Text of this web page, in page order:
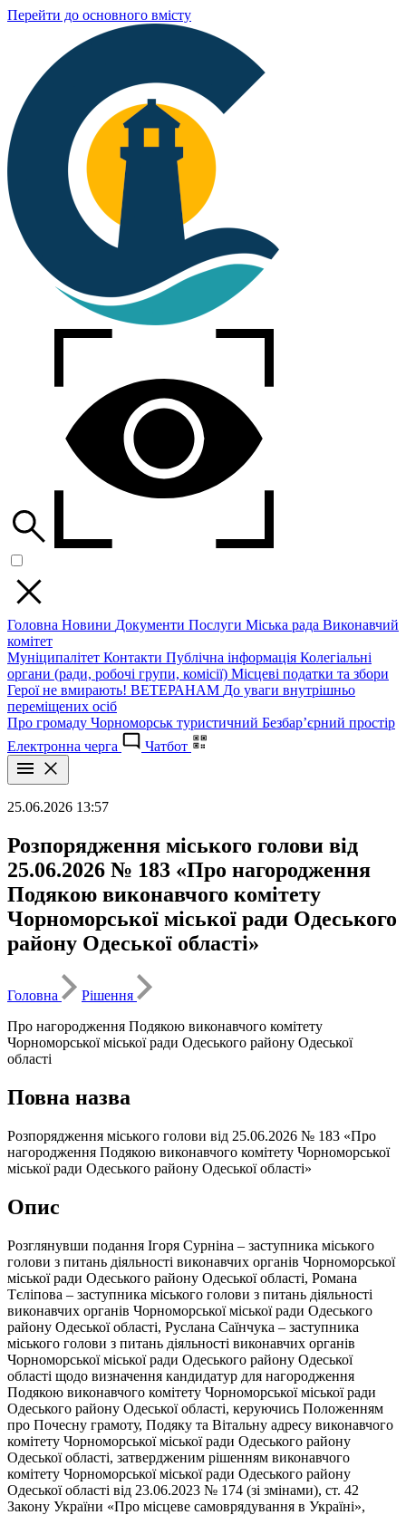
Перейти до основного вмісту
Головна Новини Документи Послуги Міська рада Виконавчий
комітет
Муніципалітет Контакти Публічна інформація Колегіальні
органи (ради, робочі групи, комісії) Місцеві податки та збори
Герої не вмирають! ВЕТЕРАНАМ До уваги внутрішньо
переміщених осіб
Про громаду Чорноморськ туристичний Безбар’єрний простір
Електронна черга
Чатбот
25.06.2026 13:57
Розпорядження міського голови від
25.06.2026 № 183 «Про нагородження
Подякою виконавчого комітету
Чорноморської міської ради Одеського
району Одеської області»
Головна
Рішення
Про нагородження Подякою виконавчого комітету
Чорноморської міської ради Одеського району Одеської
області
Повна назва
Розпорядження міського голови від 25.06.2026 № 183 «Про
нагородження Подякою виконавчого комітету Чорноморської
міської ради Одеського району Одеської області»
Опис
Розглянувши подання Ігоря Сурніна – заступника міського
голови з питань діяльності виконавчих органів Чорноморської
міської ради Одеського району Одеської області, Романа
Тєліпова – заступника міського голови з питань діяльності
виконавчих органів Чорноморської міської ради Одеського
району Одеської області, Руслана Саїнчука – заступника
міського голови з питань діяльності виконавчих органів
Чорноморської міської ради Одеського району Одеської
області щодо визначення кандидатур для нагородження
Подякою виконавчого комітету Чорноморської міської ради
Одеського району Одеської області, керуючись Положенням
про Почесну грамоту, Подяку та Вітальну адресу виконавчого
комітету Чорноморської міської ради Одеського району
Одеської області, затвердженим рішенням виконавчого
комітету Чорноморської міської ради Одеського району
Одеської області від 23.06.2023 № 174 (зі змінами), ст. 42
Закону України «Про місцеве самоврядування в Україні»,